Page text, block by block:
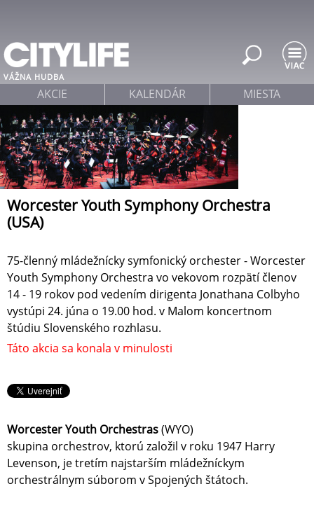
VÁŽNA HUDBA
Worcester Youth Symphony Orchestra
(USA)
75-členný mládežnícky symfonický orchester - Worcester
Youth Symphony Orchestra vo vekovom rozpätí členov
14 - 19 rokov pod vedením dirigenta Jonathana Colbyho
vystúpi 24. júna o 19.00 hod. v Malom koncertnom
štúdiu Slovenského rozhlasu.
Táto akcia sa konala v minulosti
Worcester Youth Orchestras(WYO)
skupina orchestrov, ktorú založil v roku 1947 Harry
Levenson, je tretím najstarším mládežníckym
orchestrálnym súborom v Spojených štátoch.
AKCIE KALENDÁR MIESTA